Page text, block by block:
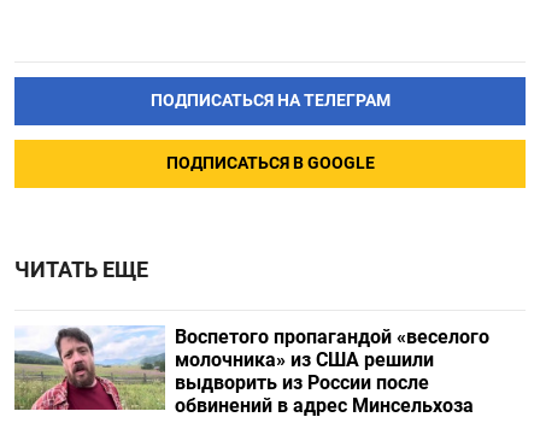
ПОДПИСАТЬСЯ НА ТЕЛЕГРАМ
ПОДПИСАТЬСЯ В GOOGLE
ЧИТАТЬ ЕЩЕ
Воспетого пропагандой «веселого
молочника» из США решили
выдворить из России после
обвинений в адрес Минсельхоза